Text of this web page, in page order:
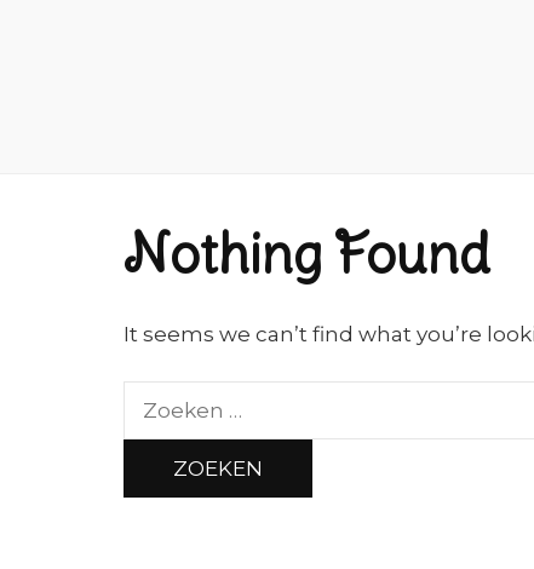
Nothing Found
It seems we can’t find what you’re
Zoeken